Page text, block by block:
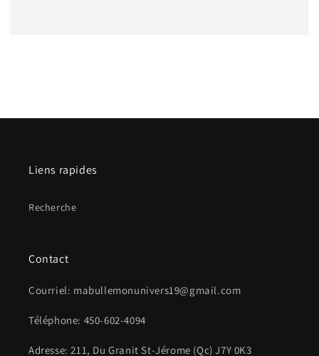
Liens rapides
Recherche
Contact
Courriel: mabullemonunivers19@gmail.com
Téléphone: 450-602-4094
Adresse: 211, Du Granit St-Jérome (Qc) J7Y 0K3